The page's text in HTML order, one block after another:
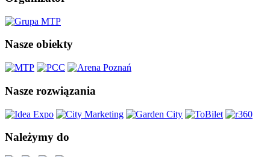
Nasze obiekty
Nasze rozwiązania
Należymy do